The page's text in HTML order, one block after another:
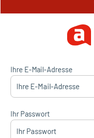
Ihre E-Mail-Adresse
Ihr Passwort